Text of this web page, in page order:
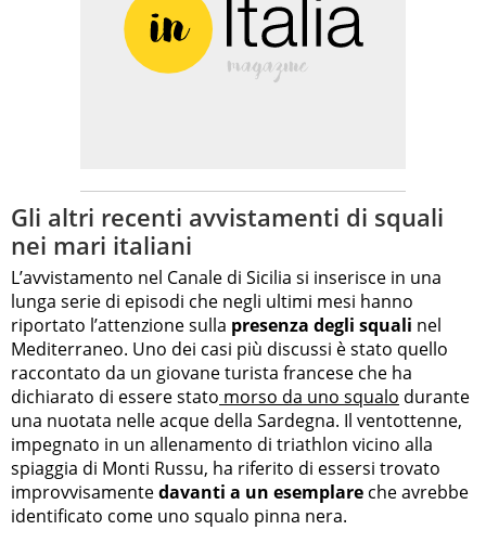
Gli altri recenti avvistamenti di squali
nei mari italiani
L’avvistamento nel Canale di Sicilia si inserisce in una
lunga serie di episodi che negli ultimi mesi hanno
riportato l’attenzione sulla presenza degli squali nel
Mediterraneo. Uno dei casi più discussi è stato quello
raccontato da un giovane turista francese che ha
dichiarato di essere stato morso da uno squalo durante
una nuotata nelle acque della Sardegna. Il ventottenne,
impegnato in un allenamento di triathlon vicino alla
spiaggia di Monti Russu, ha riferito di essersi trovato
improvvisamentedavanti a un esemplare che avrebbe
identificato come uno squalo pinna nera.